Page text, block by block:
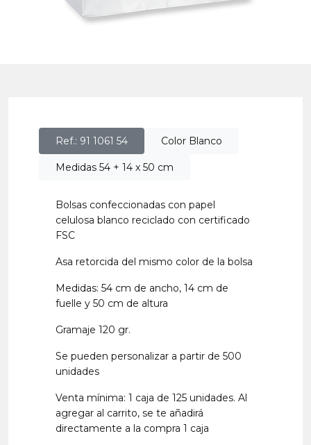
Ref.: 91 1061 54 Color Blanco
Medidas 54 + 14 x 50 cm
Bolsas confeccionadas con papel
celulosa blanco reciclado con certificado
FSC
Asa retorcida del mismo color de la bolsa
Medidas: 54 cm de ancho, 14 cm de
fuelle y 50 cm de altura
Gramaje 120 gr.
Se pueden personalizar a partir de 500
unidades
Venta mínima: 1 caja de 125 unidades. Al
agregar al carrito, se te añadirá
directamente a la compra 1 caja